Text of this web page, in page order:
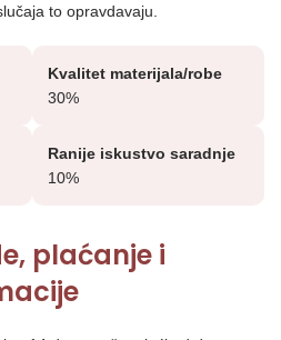
to opravdavaju.
Kvalitet materijala/robe
30%
Ranije iskustvo saradnje
10%
plaćanje i